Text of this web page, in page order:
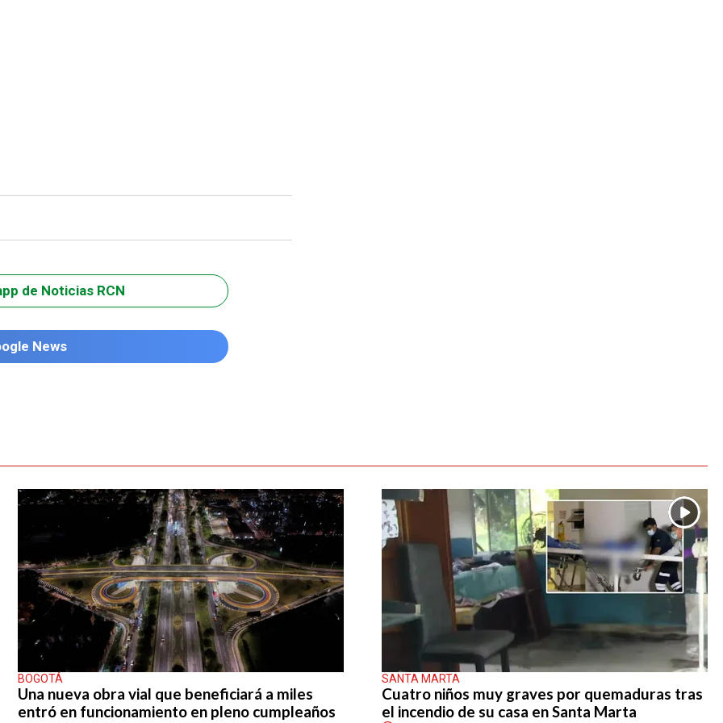
de Noticias RCN
News
BOGOTÁ
Una nueva obra vial que beneficiará a miles
entró en funcionamiento en pleno cumpleaños
SANTA MARTA
Cuatro niños muy graves por quemaduras tras
el incendio de su casa en Santa Marta